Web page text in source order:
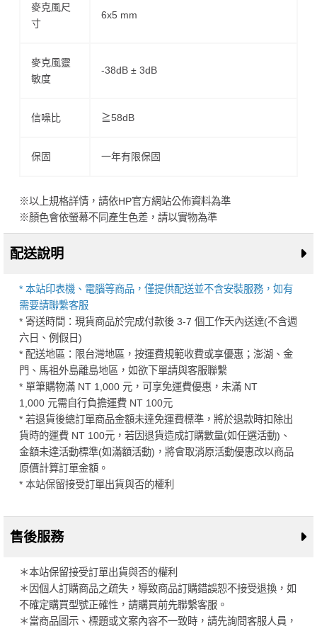
麥克風尺
寸
6x5 mm
麥克風靈
敏度
-38dB ± 3dB
信噪比 ≧58dB
保固 一年有限保固
※以上規格詳情，請依HP官方網站公佈資料為準
※顏色會依螢幕不同產生色差，請以實物為準
配送說明
* 本站印表機、電腦等商品，僅提供配送並不含安裝服務，如有
需要請聯繫客服
* 寄送時間：現貨商品於完成付款後 3-7 個工作天內送達(不含週
六日、例假日)
* 配送地區：限台灣地區，按運費規範收費或享優惠；澎湖、金
門、馬祖外島離島地區，如欲下單請與客服聯繫
* 單筆購物滿 NT 1,000 元，可享免運費優惠，未滿 NT
1,000 元需自行負擔運費 NT 100元
* 若退貨後總訂單商品金額未達免運費標準，將於退款時扣除出
貨時的運費 NT 100元，若因退貨造成訂購數量(如任選活動)、
金額未達活動標準(如滿額活動)，將會取消原活動優惠改以商品
原價計算訂單金額。
* 本站保留接受訂單出貨與否的權利
售後服務
＊本站保留接受訂單出貨與否的權利
＊因個人訂購商品之疏失，導致商品訂購錯誤恕不接受退換，如
不確定購買型號正確性，請購買前先聯繫客服。
＊當商品圖示、標題或文案內容不一致時，請先詢問客服人員，